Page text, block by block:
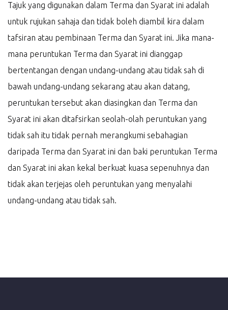
Tajuk yang digunakan dalam Terma dan Syarat ini adalah
untuk rujukan sahaja dan tidak boleh diambil kira dalam
tafsiran atau pembinaan Terma dan Syarat ini. Jika mana-
mana peruntukan Terma dan Syarat ini dianggap
bertentangan dengan undang-undang atau tidak sah di
bawah undang-undang sekarang atau akan datang,
peruntukan tersebut akan diasingkan dan Terma dan
Syarat ini akan ditafsirkan seolah-olah peruntukan yang
tidak sah itu tidak pernah merangkumi sebahagian
daripada Terma dan Syarat ini dan baki peruntukan Terma
dan Syarat ini akan kekal berkuat kuasa sepenuhnya dan
tidak akan terjejas oleh peruntukan yang menyalahi
undang-undang atau tidak sah.